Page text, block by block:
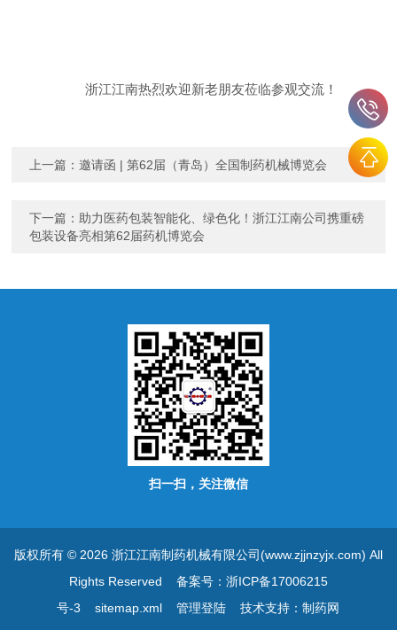
浙江江南热烈欢迎新老朋友莅临参观交流！
上一篇：邀请函 | 第62届（青岛）全国制药机械博览会
下一篇： 助力医药包装智能化、绿色化！浙江江南公司携重磅
包装设备亮相第62届药机博览会
扫一扫，关注微信
版权所有 © 2026 浙江江南制药机械有限公司(www.zjjnzyjx.com) All
Rights Reserved 备案号：浙ICP备17006215
号-3
sitemap.xml 管理登陆 技术支持：制药网